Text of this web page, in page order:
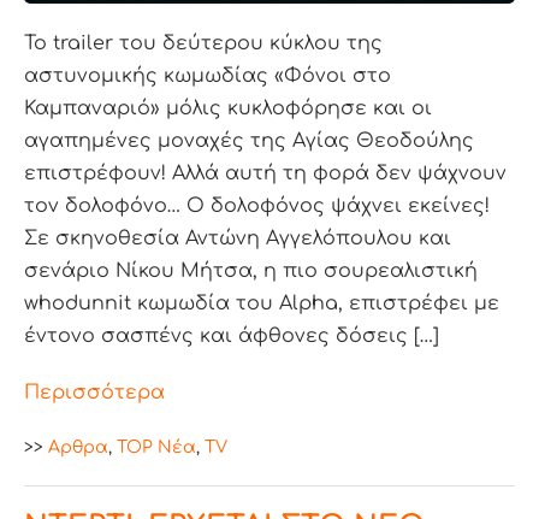
Το trailer του δεύτερου κύκλου της
αστυνομικής κωμωδίας «Φόνοι στο
Καμπαναριό» μόλις κυκλοφόρησε και οι
αγαπημένες μοναχές της Αγίας Θεοδούλης
επιστρέφουν! Αλλά αυτή τη φορά δεν ψάχνουν
τον δολοφόνο… Ο δολοφόνος ψάχνει εκείνες!
Σε σκηνοθεσία Αντώνη Αγγελόπουλου και
σενάριο Νίκου Μήτσα, η πιο σουρεαλιστική
whodunnit κωμωδία του Alpha, επιστρέφει με
έντονο σασπένς και άφθονες δόσεις […]
Περισσότερα
>> Aρθρα, TOP Nέα, TV